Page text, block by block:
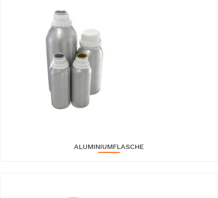
ALUMINIUMFLASCHE